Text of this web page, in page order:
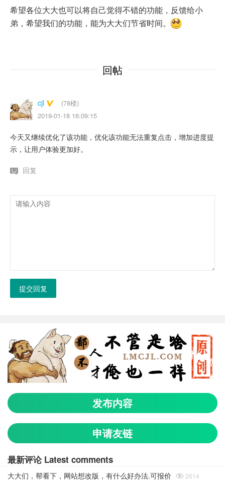
希望各位大大也可以将自己觉得不错的功能，反馈给小
弟，希望我们的功能，能为大大们节省时间。
回帖
cjl
(78楼)
2019-01-18 16:09:15
今天又继续优化了该功能，优化该功能无法重复点击，增加进度提
示，让用户体验更加好。
回复
提交回复
发布内容
申请友链
最新评论 Latest comments
大大们，帮看下，网站想改版，有什么好办法.可报价  2614